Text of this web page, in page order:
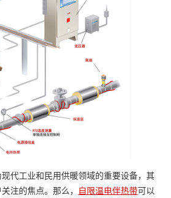
代工业和民用供暖领域的重要设备，其
注的焦点。那么， 自限温电伴热带可以